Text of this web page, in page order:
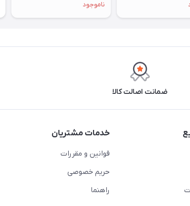
ناموجود
ضمانت اصالت کالا
خدمات مشتریان
قوانین و مقررات
حریم خصوصی
راهنما